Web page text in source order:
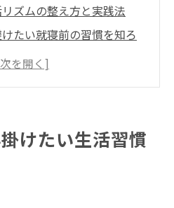
ズムの整え方と実践法
たい就寝前の習慣を知ろ
簡単な方法を試すには
を得る秘訣
けたい生活習慣